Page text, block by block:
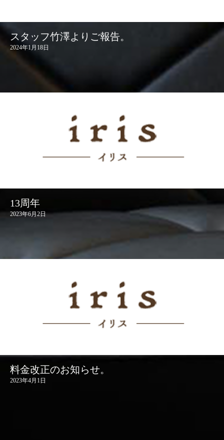
スタッフ竹澤よりご報告。
2024年1月18日
13周年
2023年6月2日
料金改正のお知らせ。
2023年4月1日